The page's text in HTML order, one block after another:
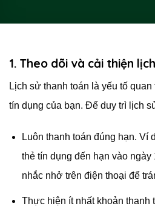
1. Theo dõi và cải thiện
Lịch sử thanh toán là yếu tố
tín dụng của bạn. Để duy trì lịch
Luôn thanh toán đúng hạn. Ví
thẻ tín dụng đến hạn vào ngày
nhắc nhở trên điện thoại để
Thực hiện ít nhất khoản thanh